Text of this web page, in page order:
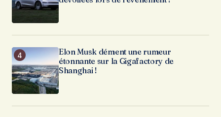
Elon Musk dément une rumeur
étonnante sur la Gigafactory de
Shanghai !